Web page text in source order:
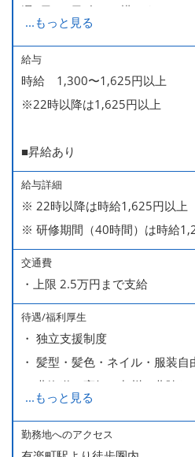
週2日・1日4h～で構いません。
■時短勤務制度あり
...もっと見る
給与
時給 1,300〜1,625円以上
※22時以降は1,625円以上
■昇給あり
給与詳細
※ 22時以降は時給1,625円以上
※ 研修期間（40時間）は時給
交通費
・上限 2.5万円まで支給
待遇/福利厚生
・ 独立支援制度
・ 髪型・髪色・ネイル・服装自
・ 北海道や高知、九州、北陸な
ます
・ 無料の美味しい まかない食 あ
...もっと見る
勤務地へのアクセス